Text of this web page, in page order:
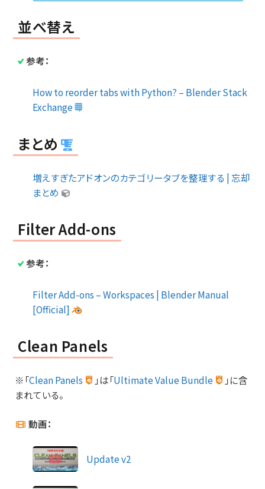
並べ替え
参考：
How to reorder tabs with Python? – Blender Stack
Exchange
まとめ
増えすぎたアドオンのカテゴリータブを整理する | 忘却
まとめ
Filter Add-ons
参考：
Filter Add-ons – Workspaces | Blender Manual
[Official]
Clean Panels
※「Clean Panels 」は「Ultimate Value Bundle
」に含
まれている。
動画：
Update v2